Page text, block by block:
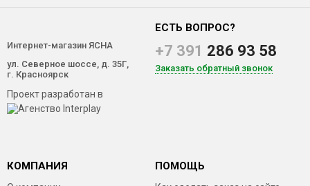
Интернет-магазин ЯСНА
ул. Северное шоссе, д. 35Г,
г. Красноярск
Проект разработан в
ЕСТЬ ВОПРОС?
+7 391 286 93 58
Заказать обратный звонок
КОМПАНИЯ ПОМОЩЬ